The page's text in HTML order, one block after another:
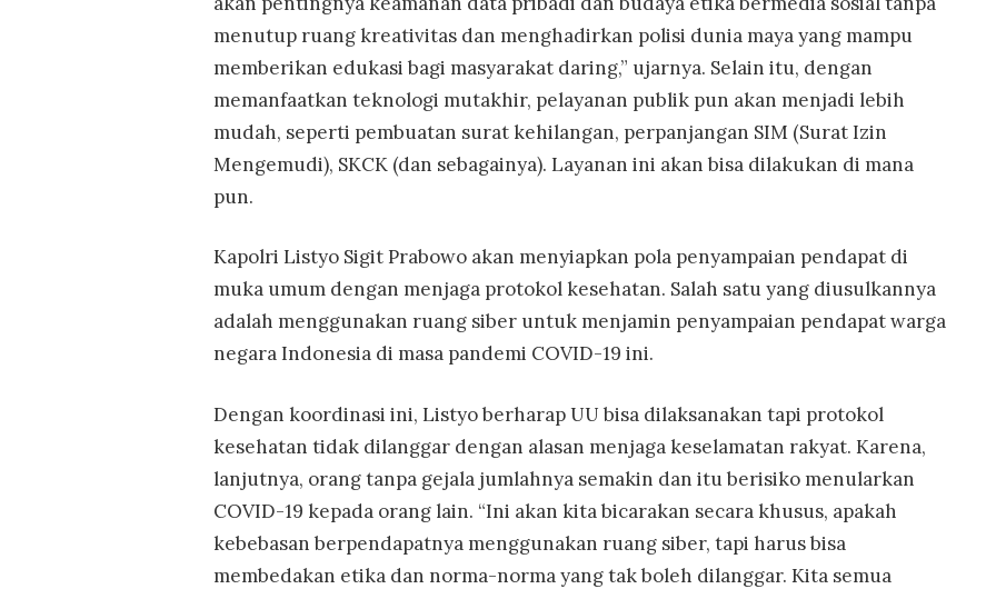
menutup ruang kreativitas dan menghadirkan polisi dunia maya yang mampu
memberikan edukasi bagi masyarakat daring,” ujarnya. Selain itu, dengan
memanfaatkan teknologi mutakhir, pelayanan publik pun akan menjadi lebih
mudah, seperti pembuatan surat kehilangan, perpanjangan SIM (Surat Izin
Mengemudi), SKCK (dan sebagainya). Layanan ini akan bisa dilakukan di mana
pun.
Kapolri Listyo Sigit Prabowo akan menyiapkan pola penyampaian pendapat di
muka umum dengan menjaga protokol kesehatan. Salah satu yang diusulkannya
adalah menggunakan ruang siber untuk menjamin penyampaian pendapat warga
negara Indonesia di masa pandemi COVID-19 ini.
Dengan koordinasi ini, Listyo berharap UU bisa dilaksanakan tapi protokol
kesehatan tidak dilanggar dengan alasan menjaga keselamatan rakyat. Karena,
lanjutnya, orang tanpa gejala jumlahnya semakin dan itu berisiko menularkan
COVID-19 kepada orang lain. “Ini akan kita bicarakan secara khusus, apakah
kebebasan berpendapatnya menggunakan ruang siber, tapi harus bisa
membedakan etika dan norma-norma yang tak boleh dilanggar. Kita semua